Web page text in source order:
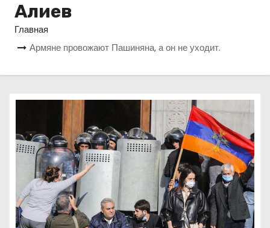
Алиев
Главная
Армяне провожают Пашиняна, а он не уходит.